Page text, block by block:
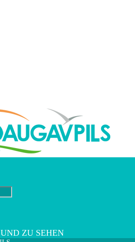
ZU SEHEN